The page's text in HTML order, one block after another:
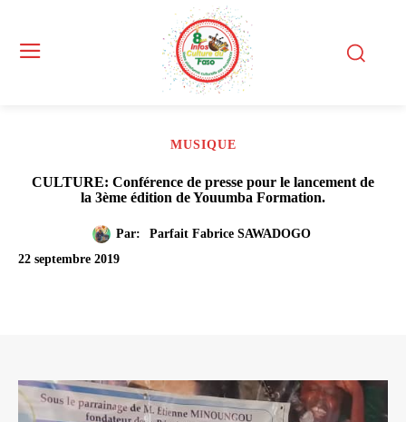
MUSIQUE
CULTURE: Conférence de presse pour le lancement de
la 3ème édition de Youumba Formation.
Par:
Parfait Fabrice SAWADOGO
22 septembre 2019